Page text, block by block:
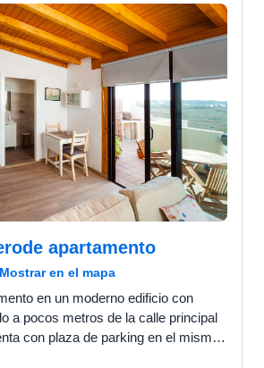
apartamento
Mostrar en el mapa
en un moderno edificio con
a pocos metros de la calle principal
con plaza de parking en el mismo